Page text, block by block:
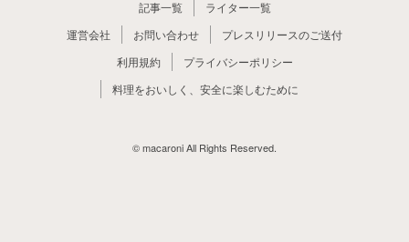
記事一覧
ライター一覧
運営会社
お問い合わせ
プレスリリースのご送付
利用規約
プライバシーポリシー
料理をおいしく、安全に楽しむために
© macaroni All Rights Reserved.